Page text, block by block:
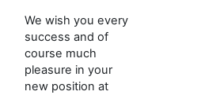
We wish you every
success and of
course much
pleasure in your
new position at